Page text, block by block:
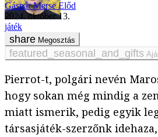
Gáspár Merse Előd
2024. október 13.
játék
Megosztás
Pierrot-t, polgári nevén
hogy sokan még mindig a
miatt ismerik, pedig egyik
társasjáték-szerzőnk